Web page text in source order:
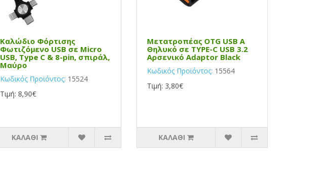
Καλώδιο Φόρτισης
Φωτιζόμενο USB σε Micro
USB, Type C & 8-pin, σπιράλ,
Μαύρο
Κωδικός Προϊόντος: 15524
Τιμή: 8,90€
ΚΑΛΆΘΙ
Μετατροπέας OTG USB Α
Θηλυκό σε TYPE-C USB 3.2
Αρσενικό Adaptor Black
Κωδικός Προϊόντος: 15564
Τιμή: 3,80€
ΚΑΛΆΘΙ